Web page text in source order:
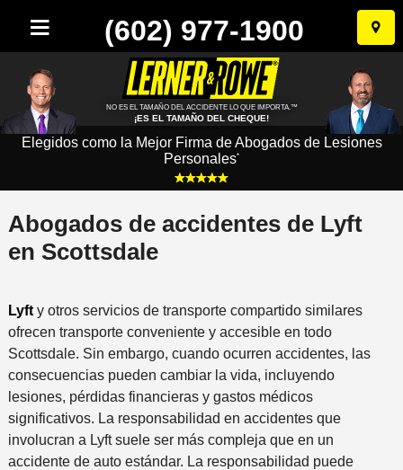
Ir
al
(602) 977-1900
NO ES EL TAMAÑO DEL ACCIDENTE LO QUE IMPORTA.™
¡ES EL TAMAÑO DEL CHEQUE!
Elegidos como la Mejor Firma de Abogados de Lesiones
Personales*
Abogados de accidentes de Lyft
en Scottsdale
Lyfty otros servicios de transporte compartido similares
ofrecen transporte conveniente y accesible en todo
Scottsdale. Sin embargo, cuando ocurren accidentes, las
consecuencias pueden cambiar la vida, incluyendo
lesiones, pérdidas financieras y gastos médicos
significativos. La responsabilidad en accidentes que
involucran a Lyft suele ser más compleja que en un
accidente de auto estándar. La responsabilidad puede